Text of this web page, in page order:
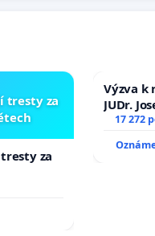
tresty za
za
Výzva k
JUDr.
ve
17 272